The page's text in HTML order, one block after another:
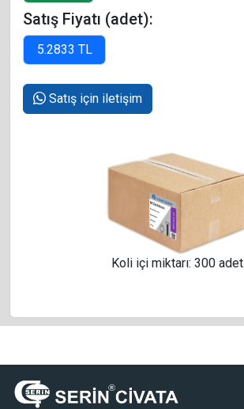
Satış Fiyatı (adet):
Satış için iletişim
Koli içi miktarı: 300 adet